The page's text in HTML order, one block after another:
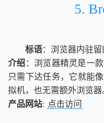
5.
标语：浏览器内驻
介绍 ：浏览器精灵是一
只需下达任务，它就能
拟机，也无需额外浏览器
产品网站: 点击访问